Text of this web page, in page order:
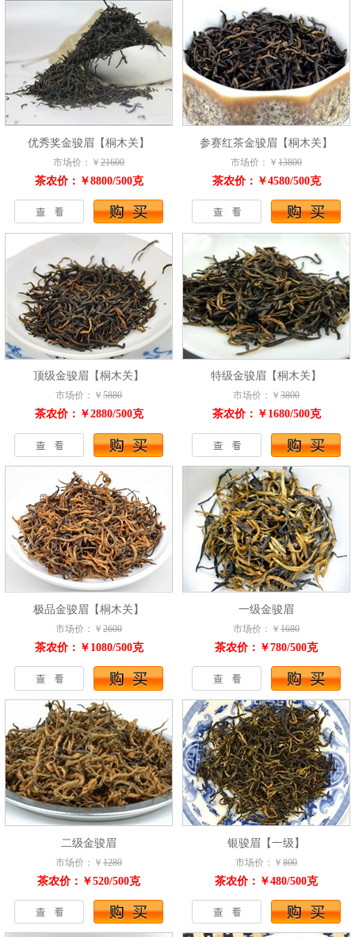
优秀奖金骏眉【桐木关】
市场价：￥ 21600
茶农价：￥8800/500克
参赛红茶金骏眉【桐木关】
市场价：￥ 13800
茶农价：￥4580/500克
顶级金骏眉【桐木关】
市场价：￥ 5880
茶农价：￥2880/500克
特级金骏眉【桐木关】
市场价：￥ 3800
茶农价：￥1680/500克
极品金骏眉【桐木关】
市场价：￥ 2600
茶农价：￥1080/500克
一级金骏眉
市场价：￥ 1680
茶农价：￥780/500克
二级金骏眉
市场价：￥ 1280
茶农价：￥520/500克
银骏眉【一级】
市场价：￥ 800
茶农价：￥480/500克